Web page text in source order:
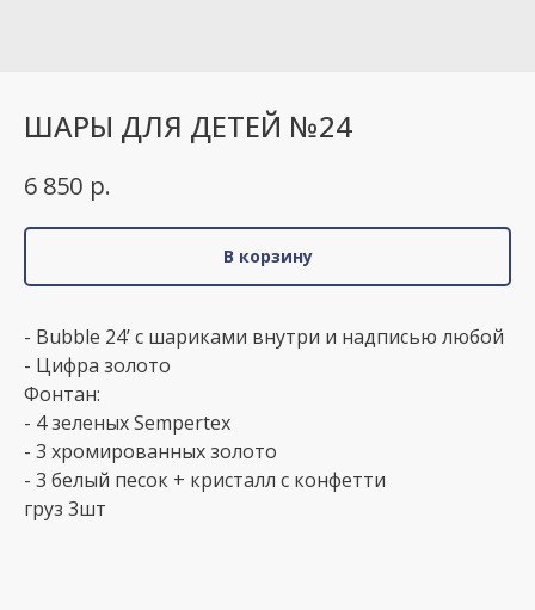
ШАРЫ ДЛЯ ДЕТЕЙ №24
6 850 р.
В корзину
- Bubble 24’ с шариками внутри и надписью любой
- Цифра золото
Фонтан:
- 4 зеленых Sempertex
- 3 хромированных золото
- 3 белый песок + кристалл с конфетти
груз 3шт